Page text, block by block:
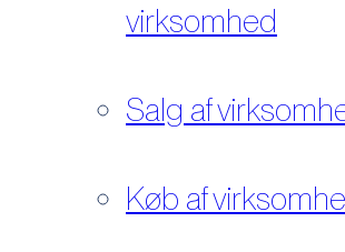
virksomhed
Salg af
Køb af